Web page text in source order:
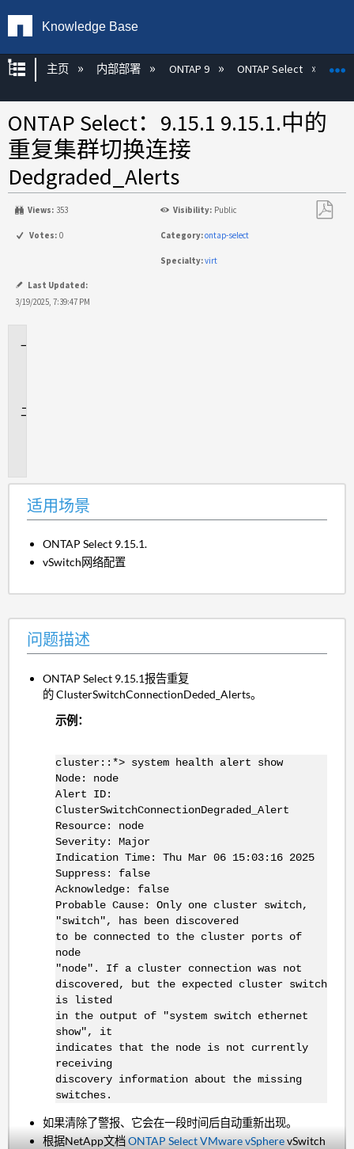
Knowledge Base
扩展/隐缩全局层次
主页 内部部署 ONTAP 9 ONTAP Select
ONTAP Select：9.15.1 9.15.1.中的
重复集群切换连接
Dedgraded_Alerts
Views: 353 Visibility: Public
Votes: 0 Category:ontap-select
Specialty:virt
Last Updated:
3/19/2025, 7:39:47 PM
适用场景
ONTAP Select 9.15.1.
vSwitch网络配置
问题描述
ONTAP Select 9.15.1报告重复
的 ClusterSwitchConnectionDeded_Alerts。
示例：
cluster::*> system health alert show
Node: node
Alert ID:
ClusterSwitchConnectionDegraded_Alert
Resource: node
Severity: Major
Indication Time: Thu Mar 06 15:03:16 2025
Suppress: false
Acknowledge: false
Probable Cause: Only one cluster switch,
"switch", has been discovered
to be connected to the cluster ports of
node
"node". If a cluster connection was not
discovered, but the expected cluster switch
is listed
in the output of "system switch ethernet
show", it
indicates that the node is not currently
receiving
discovery information about the missing
switches.
如果清除了警报、它会在一段时间后自动重新出现。
根据NetApp文档ONTAP Select VMware vSpherevSwitch